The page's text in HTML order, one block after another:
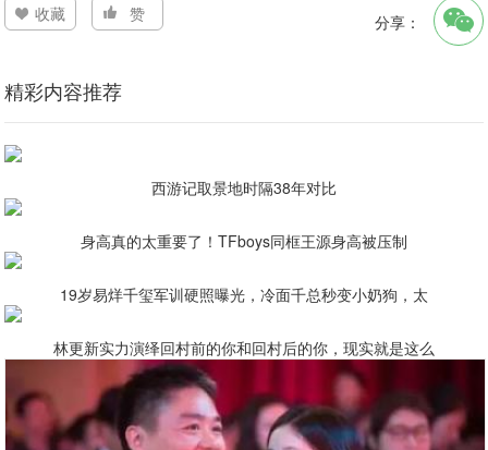
收藏 赞 分享：
精彩内容推荐
西游记取景地时隔38年对比
身高真的太重要了！TFboys同框王源身高被压制
19岁易烊千玺军训硬照曝光，冷面千总秒变小奶狗，太
林更新实力演绎回村前的你和回村后的你，现实就是这么